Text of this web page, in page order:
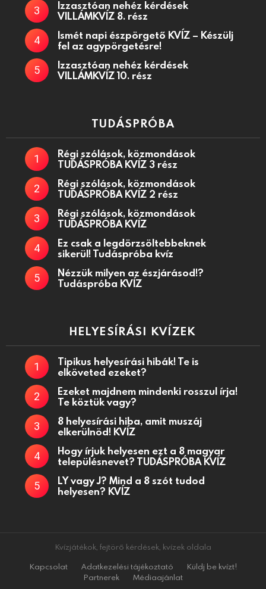
Izzasztóan nehéz kérdések
VILLÁMKVÍZ 8. rész
Ismét napi észpörgető KVÍZ – Készülj
fel az agypörgetésre!
Izzasztóan nehéz kérdések
VILLÁMKVÍZ 10. rész
TUDÁSPRÓBA
Régi szólások, közmondások
TUDÁSPRÓBA KVÍZ 3 rész
Régi szólások, közmondások
TUDÁSPRÓBA KVÍZ 2 rész
Régi szólások, közmondások
TUDÁSPRÓBA KVÍZ
Ez csak a legdörzsöltebbeknek
sikerül! Tudáspróba kvíz
Nézzük milyen az észjárásod!?
Tudáspróba KVÍZ
HELYESÍRÁSI KVÍZEK
Tipikus helyesírási hibák! Te is
elköveted ezeket?
Ezeket majdnem mindenki rosszul írja!
Te köztük vagy?
8 helyesírási hiba, amit muszáj
elkerülnöd! KVÍZ
Hogy írjuk helyesen ezt a 8 magyar
településnevet? TUDÁSPRÓBA KVÍZ
LY vagy J? Mind a 8 szót tudod
helyesen? KVÍZ
Kvízjátékok, fejtörő kérdések, kvízek oldala
Kapcsolat
Adatkezelési tájékoztató
Küldj be kvízt!
Partnerek
Médiaajánlat